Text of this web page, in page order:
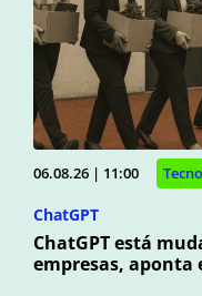
06.08.26 | 11:00
ChatGPT
ChatGPT está
empresas, aponta